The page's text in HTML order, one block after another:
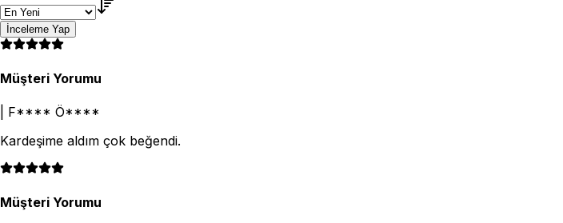
İnceleme Yap
Müşteri Yorumu
F**** Ö****
Kardeşime aldım çok beğendi.
Müşteri Yorumu